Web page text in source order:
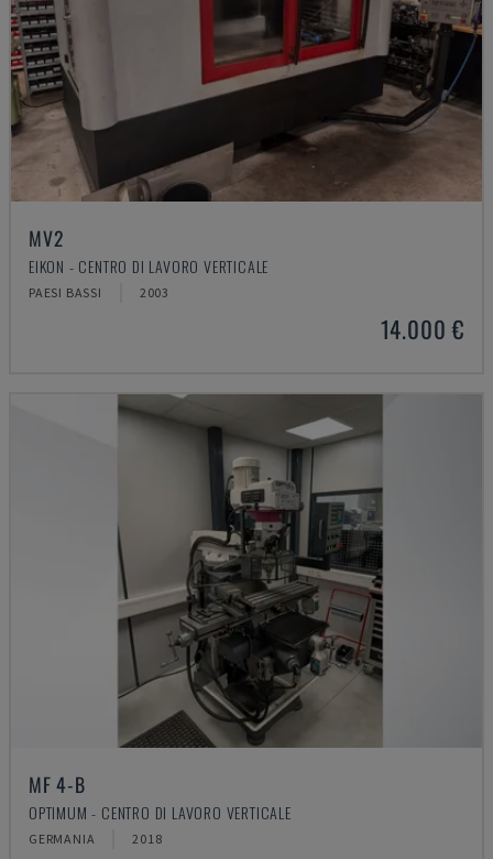
MV2
EIKON - CENTRO DI LAVORO VERTICALE
PAESI BASSI 2003
14.000 €
MF 4-B
OPTIMUM - CENTRO DI LAVORO VERTICALE
GERMANIA 2018